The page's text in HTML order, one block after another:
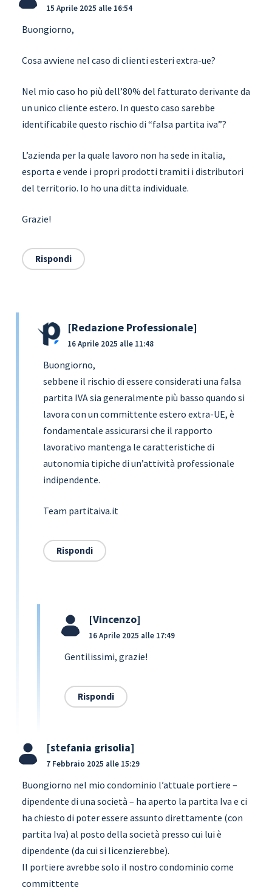
15 Aprile 2025 alle 16:54
Buongiorno,
Cosa avviene nel caso di clienti esteri extra-ue?
Nel mio caso ho più dell’80% del fatturato derivante da
un unico cliente estero. In questo caso sarebbe
identificabile questo rischio di “falsa partita iva”?
L’azienda per la quale lavoro non ha sede in italia,
esporta e vende i propri prodotti tramiti i distributori
del territorio. Io ho una ditta individuale.
Grazie!
Rispondi
Redazione Professionale
16 Aprile 2025 alle 11:48
Buongiorno,
sebbene il rischio di essere considerati una falsa
partita IVA sia generalmente più basso quando si
lavora con un committente estero extra-UE, è
fondamentale assicurarsi che il rapporto
lavorativo mantenga le caratteristiche di
autonomia tipiche di un’attività professionale
indipendente.
Team partitaiva.it
Rispondi
Vincenzo
16 Aprile 2025 alle 17:49
Gentilissimi, grazie!
Rispondi
stefania grisolia
7 Febbraio 2025 alle 15:29
Buongiorno nel mio condominio l’attuale portiere –
dipendente di una società – ha aperto la partita Iva e ci
ha chiesto di poter essere assunto direttamente (con
partita Iva) al posto della società presso cui lui è
dipendente (da cui si licenzierebbe).
Il portiere avrebbe solo il nostro condominio come
committente